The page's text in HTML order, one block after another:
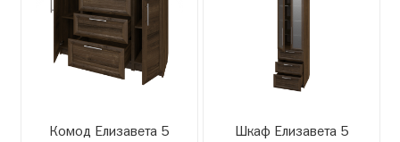
Комод Елизавета 5
Шкаф Елизавета 5